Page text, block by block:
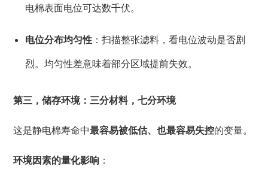
电棉表面电位可达数千伏。
电位分布均匀性 ：扫描整张滤料，看电位波动是否剧
烈。均匀性差意味着部分区域提前失效。
第三，储存环境：三分材料，七分环境
这是静电棉寿命中最容易被低估、也最容易失控的变量。
环境因素的量化影响 ：